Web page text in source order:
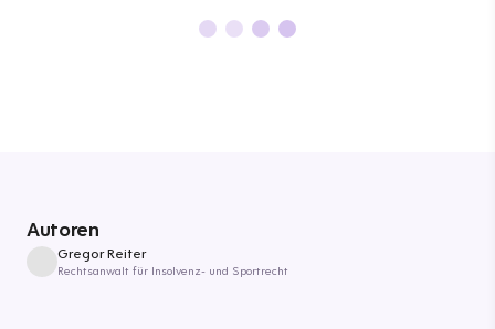
Autoren
Gregor Reiter
Rechtsanwalt für Insolvenz- und Sportrecht